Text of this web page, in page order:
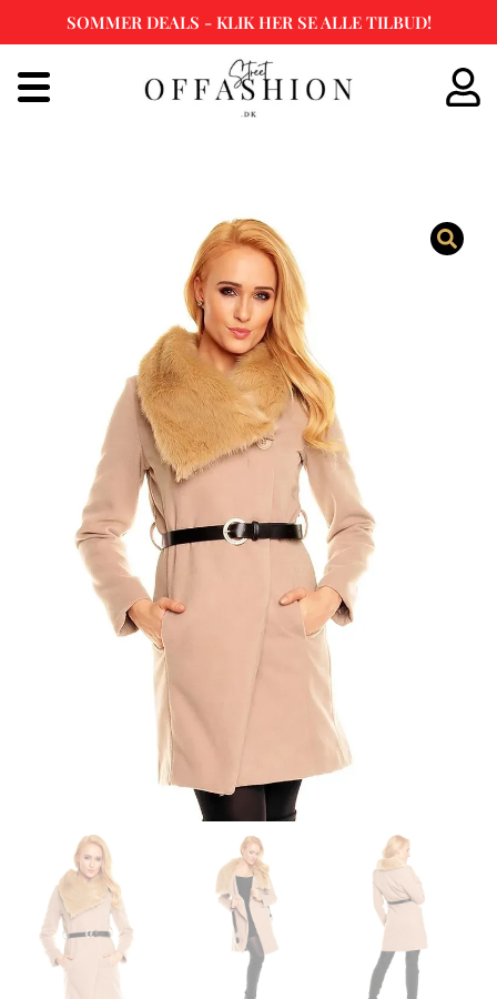
til
SOMMER DEALS - KLIK HER SE ALLE TILBUD!